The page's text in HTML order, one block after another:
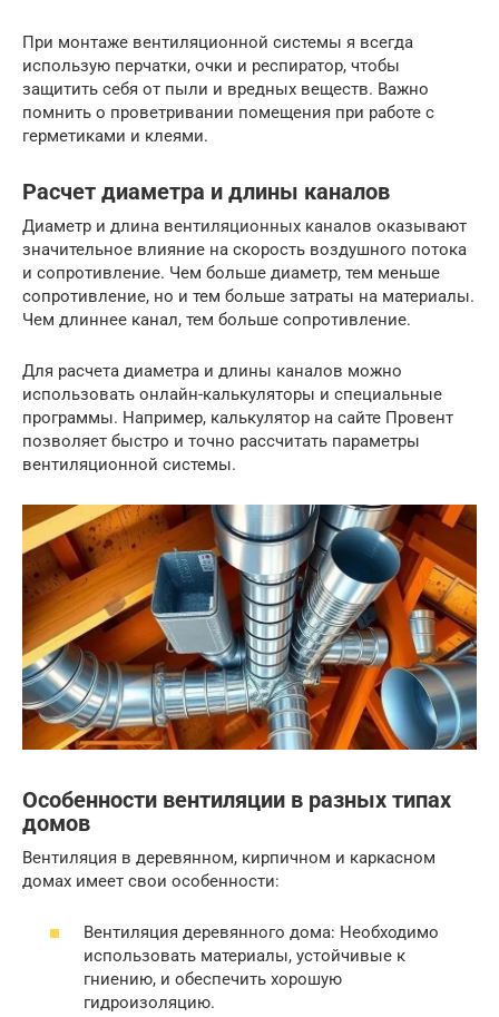
При монтаже вентиляционной системы я всегда
использую перчатки, очки и респиратор, чтобы
защитить себя от пыли и вредных веществ. Важно
помнить о проветривании помещения при работе с
герметиками и клеями.
Расчет диаметра и длины каналов
Диаметр и длина вентиляционных каналов оказывают
значительное влияние на скорость воздушного потока
и сопротивление. Чем больше диаметр, тем меньше
сопротивление, но и тем больше затраты на материалы.
Чем длиннее канал, тем больше сопротивление.
Для расчета диаметра и длины каналов можно
использовать онлайн-калькуляторы и специальные
программы. Например, калькулятор на сайте Провент
позволяет быстро и точно рассчитать параметры
вентиляционной системы.
Особенности вентиляции в разных типах
домов
Вентиляция в деревянном, кирпичном и каркасном
домах имеет свои особенности:
Вентиляция деревянного дома: Необходимо
использовать материалы, устойчивые к
гниению, и обеспечить хорошую
гидроизоляцию.